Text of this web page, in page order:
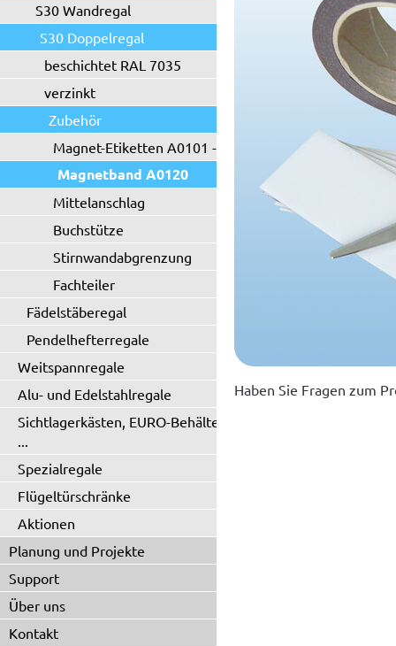
S30 Wandregal
S30 Doppelregal
beschichtet RAL 7035
verzinkt
Zubehör
Magnet-Etiketten A0101 - A0102
Magnetband A0120
Mittelanschlag
Buchstütze
Stirnwandabgrenzung
Fachteiler
Fädelstäberegal
Pendelhefterregale
Weitspannregale
Alu- und Edelstahlregale
Sichtlagerkästen, EURO-Behälter
...
Spezialregale
Flügeltürschränke
Aktionen
Planung und Projekte
Support
Über uns
Kontakt
Haben Sie Fragen zum